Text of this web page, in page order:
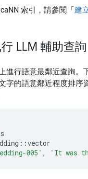
索引，請參閱「建
LLM 輔助查詢
進行語意最鄰近查詢。
字的語意鄰近程度排
::vector
005' , 'It was